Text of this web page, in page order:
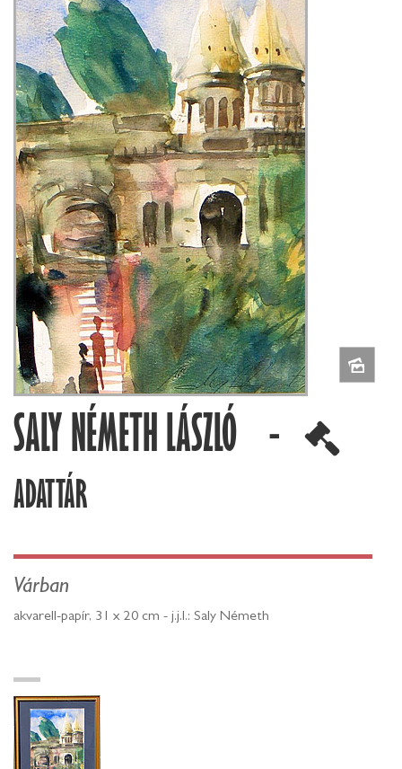
SALY NÉMETH LÁSZLÓ -
ADATTÁR
Várban
akvarell-papír, 31 x 20 cm - j.j.l.: Saly Németh